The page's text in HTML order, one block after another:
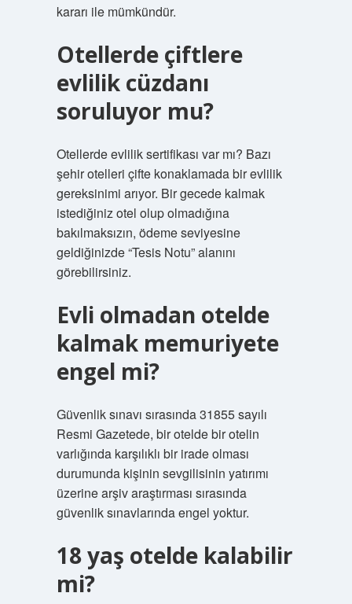
kararı ile mümkündür.
Otellerde çiftlere
evlilik cüzdanı
soruluyor mu?
Otellerde evlilik sertifikası var mı? Bazı
şehir otelleri çifte konaklamada bir evlilik
gereksinimi arıyor. Bir gecede kalmak
istediğiniz otel olup olmadığına
bakılmaksızın, ödeme seviyesine
geldiğinizde “Tesis Notu” alanını
görebilirsiniz.
Evli olmadan otelde
kalmak memuriyete
engel mi?
Güvenlik sınavı sırasında 31855 sayılı
Resmi Gazetede, bir otelde bir otelin
varlığında karşılıklı bir irade olması
durumunda kişinin sevgilisinin yatırımı
üzerine arşiv araştırması sırasında
güvenlik sınavlarında engel yoktur.
18 yaş otelde kalabilir
mi?